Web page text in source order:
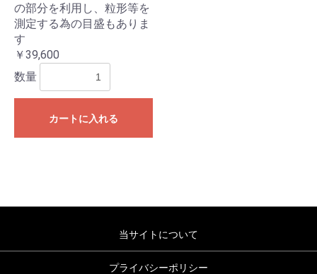
の部分を利用し、粒形等を
測定する為の目盛もありま
す
￥39,600
数量
カートに入れる
当サイトについて
プライバシーポリシー